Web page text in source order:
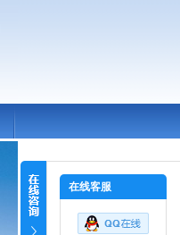
在线客服